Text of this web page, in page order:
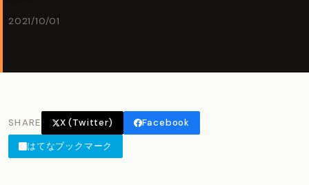
2021/10/01
SHARE X (Twitter)
Facebook
はてなブックマーク